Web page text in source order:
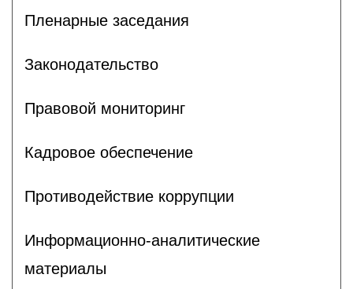
Пленарные заседания
Законодательство
Правовой мониторинг
Кадровое обеспечение
Противодействие коррупции
Информационно-аналитические
материалы